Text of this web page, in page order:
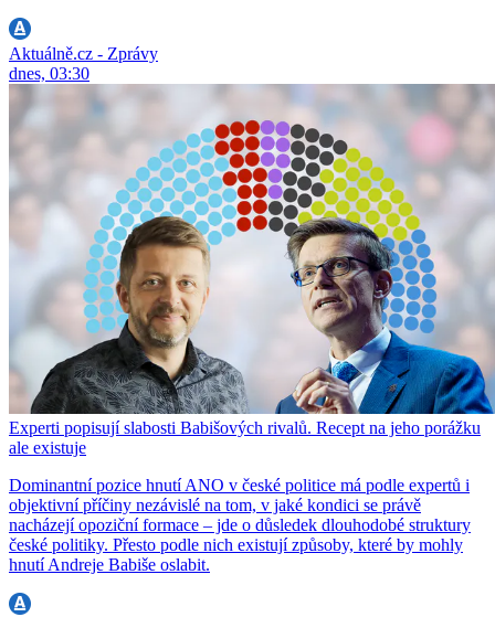
Aktuálně.cz - Zprávy
dnes, 03:30
Experti popisují slabosti Babišových rivalů. Recept na jeho porážku
ale existuje
Dominantní pozice hnutí ANO v české politice má podle expertů i
objektivní příčiny nezávislé na tom, v jaké kondici se právě
nacházejí opoziční formace – jde o důsledek dlouhodobé struktury
české politiky. Přesto podle nich existují způsoby, které by mohly
hnutí Andreje Babiše oslabit.